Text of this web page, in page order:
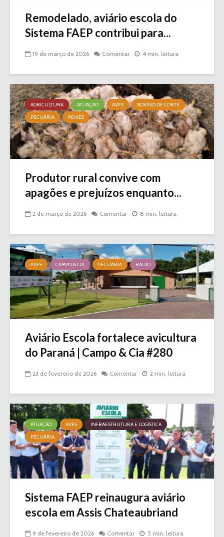
Remodelado, aviário escola do
Sistema FAEP contribui para...
19 de março de 2026 Comentar 4 min. leitura
AGRICULTURA ATUAÇÃO AVES
BOVINO DE CORTE
PECUÁRIA
PEIXES
Produtor rural convive com
apagões e prejuízos enquanto...
2 de março de 2026 Comentar 8 min. leitura
AVES CAMPO & CIA PECUÁRIA RÁDIO
Aviário Escola fortalece avicultura
do Paraná | Campo & Cia #280
23 de fevereiro de 2026 Comentar 2 min. leitura
ATUAÇÃO AVES
INFRAESTRUTURA E LOGÍSTICA
PECUÁRIA
Sistema FAEP reinaugura aviário
escola em Assis Chateaubriand
9 de fevereiro de 2026 Comentar 5 min. leitura